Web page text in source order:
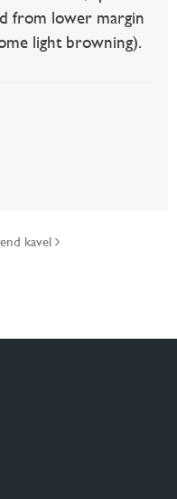
from lower margin
light browning).
kavel